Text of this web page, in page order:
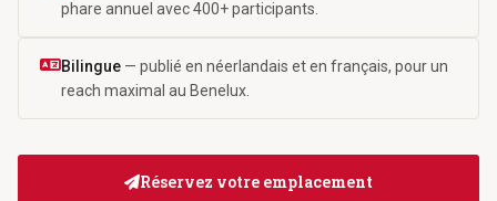
phare annuel avec 400+ participants.
Bilingue — publié en néerlandais et en français, pour un
reach maximal au Benelux.
Réservez votre emplacement